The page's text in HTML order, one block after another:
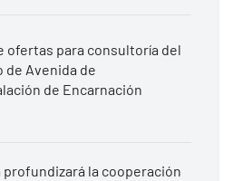
ofertas para consultoría del
de Avenida de
de Encarnación
profundizará la cooperación